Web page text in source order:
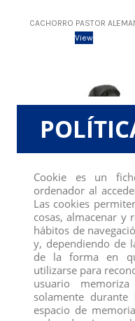
CACHORRO PASTOR
View
LABRADOR RETRIEVER
Cookie es un
ordenador al
Las cookies
cosas, almacenar y
hábitos de
y, dependiendo de
de la forma en
utilizarse para
usuario
solamente
espacio de